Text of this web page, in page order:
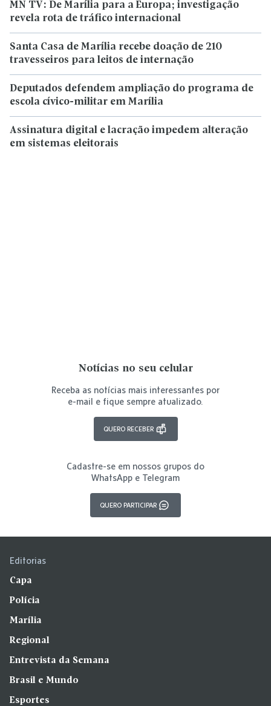
MN TV: De Marília para a Europa; investigação
revela rota de tráfico internacional
Santa Casa de Marília recebe doação de 210
travesseiros para leitos de internação
Deputados defendem ampliação do programa de
escola cívico-militar em Marília
Assinatura digital e lacração impedem alteração
em sistemas eleitorais
Notícias no seu celular
Receba as notícias mais interessantes por
e-mail e fique sempre atualizado.
QUERO RECEBER
Cadastre-se em nossos grupos do
WhatsApp e Telegram
QUERO PARTICIPAR
Editorias
Capa
Polícia
Marília
Regional
Entrevista da Semana
Brasil e Mundo
Esportes